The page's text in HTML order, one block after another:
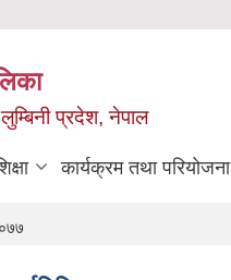
प्रदेश, नेपाल
कार्यक्रम तथा परियोजना